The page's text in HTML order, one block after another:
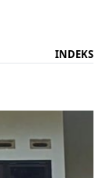
INDEKS